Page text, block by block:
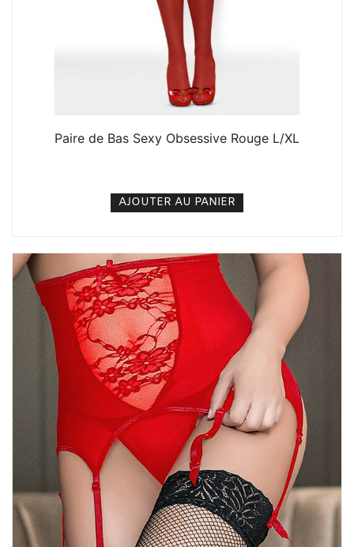
Paire de Bas Sexy Obsessive Rouge L/XL
AJOUTER AU PANIER